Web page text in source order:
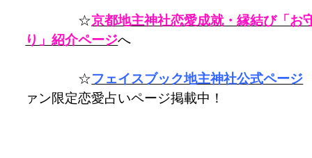
☆京都地主神社恋愛成就・縁結び「お
り」紹介ページへ
☆フェイスブック地主神社公式ページ
ァン限定恋愛占いページ掲載中！